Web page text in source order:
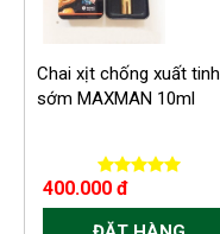
Chai xịt chống xuất tinh
sớm MAXMAN 10ml
400.000 đ